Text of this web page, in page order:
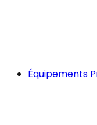
Équipements